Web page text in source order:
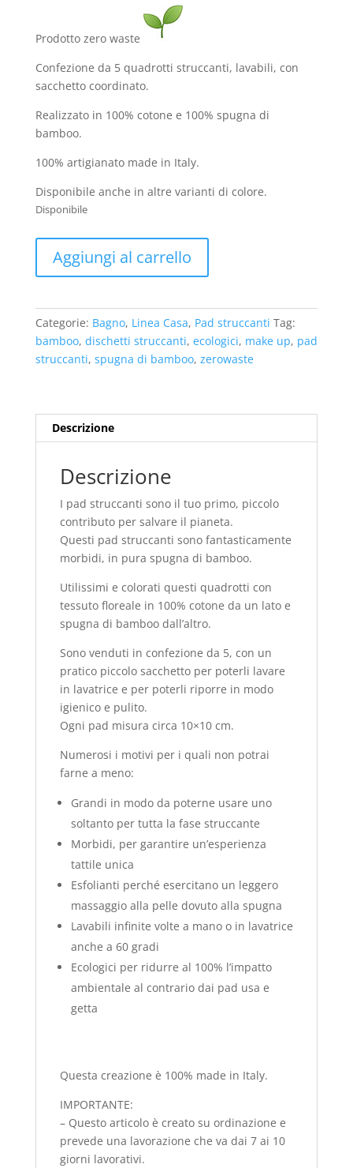
Prodotto zero waste
Confezione da 5 quadrotti struccanti, lavabili, con
sacchetto coordinato.
Realizzato in 100% cotone e 100% spugna di
bamboo.
100% artigianato made in Italy.
Disponibile anche in altre varianti di colore.
Disponibile
struccanti
in
di
bamboo
(confezione
quantità
Aggiungi al carrello
Categorie: Bagno, Linea Casa, Pad struccanti Tag:
bamboo, dischetti struccanti, ecologici, make up, pad
struccanti, spugna di bamboo, zerowaste
Descrizione
Descrizione
I pad struccanti sono il tuo primo, piccolo
contributo per salvare il pianeta.
Questi pad struccanti sono fantasticamente
morbidi, in pura spugna di bamboo.
Utilissimi e colorati questi quadrotti con
tessuto floreale in 100% cotone da un lato e
spugna di bamboo dall’altro.
Sono venduti in confezione da 5, con un
pratico piccolo sacchetto per poterli lavare
in lavatrice e per poterli riporre in modo
igienico e pulito.
Ogni pad misura circa 10×10 cm.
Numerosi i motivi per i quali non potrai
farne a meno:
Grandi in modo da poterne usare uno
soltanto per tutta la fase struccante
Morbidi, per garantire un’esperienza
tattile unica
Esfolianti perché esercitano un leggero
massaggio alla pelle dovuto alla spugna
Lavabili infinite volte a mano o in lavatrice
anche a 60 gradi
Ecologici per ridurre al 100% l’impatto
ambientale al contrario dai pad usa e
getta
Questa creazione è 100% made in Italy.
IMPORTANTE:
– Questo articolo è creato su ordinazione e
prevede una lavorazione che va dai 7 ai 10
giorni lavorativi.